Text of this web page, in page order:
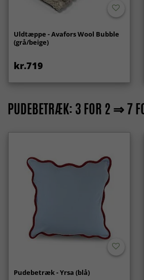
Uldtæppe - Avafors Wool Bubble
(grå/beige)
kr.719
PUDEBETRÆK: 3 FOR 2 ⇒ 7
Pudebetræk - Yrsa (blå)